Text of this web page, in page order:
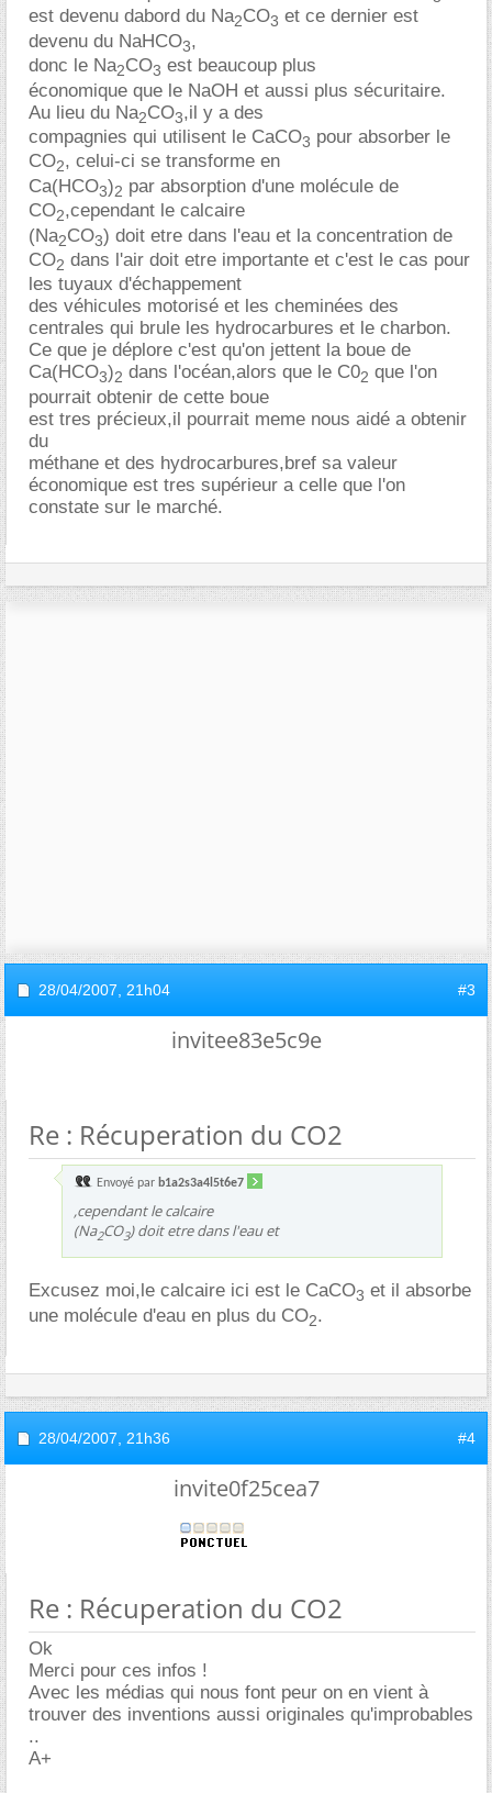
est devenu dabord du Na2CO3 et ce dernier est
devenu du NaHCO3,
donc le Na2CO3 est beaucoup plus
économique que le NaOH et aussi plus sécuritaire.
Au lieu du Na2CO3,il y a des
compagnies qui utilisent le CaCO3 pour absorber le
CO2, celui-ci se transforme en
Ca(HCO3)2 par absorption d'une molécule de
CO2,cependant le calcaire
(Na2CO3) doit etre dans l'eau et la concentration de
CO2 dans l'air doit etre importante et c'est le cas pour
les tuyaux d'échappement
des véhicules motorisé et les cheminées des
centrales qui brule les hydrocarbures et le charbon.
Ce que je déplore c'est qu'on jettent la boue de
Ca(HCO3)2 dans l'océan,alors que le C02 que l'on
pourrait obtenir de cette boue
est tres précieux,il pourrait meme nous aidé a obtenir
du
méthane et des hydrocarbures,bref sa valeur
économique est tres supérieur a celle que l'on
constate sur le marché.
28/04/2007, 21h04 #3
invitee83e5c9e
Re : Récuperation du CO2
Envoyé par b1a2s3a4l5t6e7
,cependant le calcaire
(Na2CO3) doit etre dans l'eau et
Excusez moi,le calcaire ici est le CaCO3 et il absorbe
une molécule d'eau en plus du CO2.
28/04/2007, 21h36 #4
invite0f25cea7
Re : Récuperation du CO2
Ok
Merci pour ces infos !
Avec les médias qui nous font peur on en vient à
trouver des inventions aussi originales qu'improbables
..
A+